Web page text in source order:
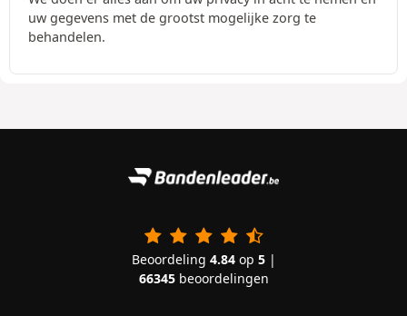
uw gegevens met de grootst mogelijke zorg te
behandelen.
Beoordeling 4.84op 5|
66345beoordelingen